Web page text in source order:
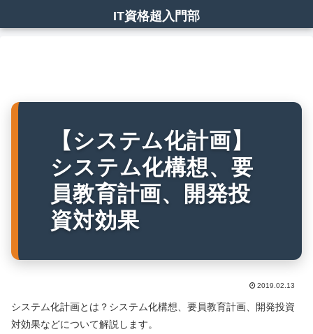
IT資格超入門部
【システム化計画】
システム化構想、要
員教育計画、開発投
資対効果
2019.02.13
システム化計画とは？システム化構想、要員教育計画、開発投資
対効果などについて解説します。